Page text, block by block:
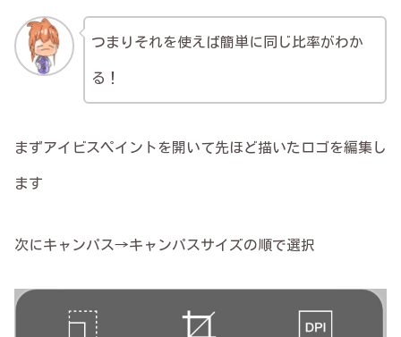
つまりそれを使えば簡単に同じ比率がわか
る！
まずアイビスペイントを開いて先ほど描いたロゴを編集し
ます
次にキャンパス→キャンパスサイズの順で選択